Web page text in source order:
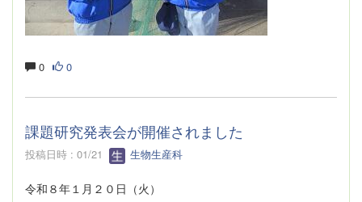
0 0
課題研究発表会が開催されました
投稿日時 : 01/21 生物生産科
令和８年１月２０日（火）